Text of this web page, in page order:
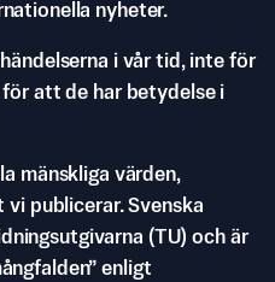
nyheter.
i vår tid, inte för
att de har betydelse i
mänskliga värden,
publicerar. Svenska
(TU) och är
enligt